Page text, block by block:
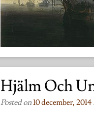
Hjälm Och
Posted on10 december, 2014